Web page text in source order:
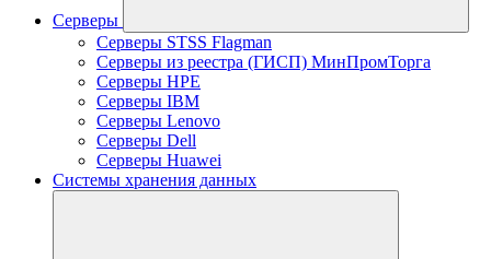
Серверы
Серверы STSS Flagman
Серверы из реестра (ГИСП) МинПромТорга
Серверы HPE
Серверы IBM
Серверы Lenovo
Серверы Dell
Серверы Huawei
Системы хранения данных